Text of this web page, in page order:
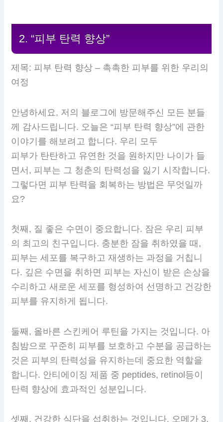
2. “피부 탄력 향상”
제목: 피부 탄력 향상 – 촉촉한 피부를 위한 우리의
여정
안녕하세요, 저의 블로그에 방문해주신 모든 분들
께 감사드립니다. 오늘은 “피부 탄력 향상”에 관한
이야기를 해보려고 합니다. 우리 모두
피부가 탄탄하고 유연한 것을 원하지만 나이가 들
면서, 피부는 그 청춘의 탄력성을 잃기 시작합니다.
그렇다면 피부 탄력을 회복하는 방법은 무엇일까
요?
첫째, 질 좋은 수면이 중요합니다. 잠은 우리 피부
의 최고의 친구입니다. 충분한 잠을 취하였을 때,
피부는 세포를 복구하고 재생하는 과정을 거칩니
다. 깊은 수면을 취하면 피부는 자신이 받은 손상을
수리하고 새로운 세포를 형성하여 선명하고 건강한
피부를 유지하게 됩니다.
둘째, 올바른 스킨케어 루틴을 가지는 것입니다. 아
침밤으로 꾸준히 피부를 보호하고 수분을 공급하는
것은 피부의 탄력성을 유지하는데 중요한 역할을
합니다. 안티에이징 제품 중 peptides, retinol등이
탄력 향상에 효과적인 성분입니다.
셋째, 건강한 식단을 섭취하는 것입니다. 오메가 3,